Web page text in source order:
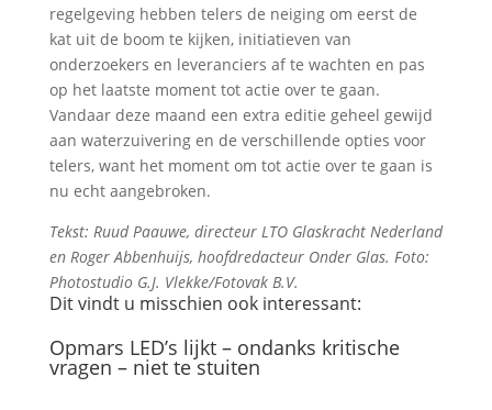
regelgeving hebben telers de neiging om eerst de
kat uit de boom te kijken, initiatieven van
onderzoekers en leveranciers af te wachten en pas
op het laatste moment tot actie over te gaan.
Vandaar deze maand een extra editie geheel gewijd
aan waterzuivering en de verschillende opties voor
telers, want het moment om tot actie over te gaan is
nu echt aangebroken.
Tekst: Ruud Paauwe, directeur LTO Glaskracht Nederland
en Roger Abbenhuijs, hoofdredacteur Onder Glas. Foto:
Photostudio G.J. Vlekke/Fotovak B.V.
Dit vindt u misschien ook interessant:
Opmars LED’s lijkt – ondanks kritische
vragen – niet te stuiten